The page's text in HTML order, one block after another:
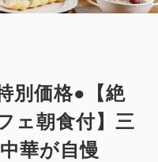
別価格●【絶
ェ朝食付】三
華が自慢